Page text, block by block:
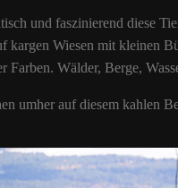
und faszinierend diese
kargen Wiesen mit kleinen
Farben. Wälder, Berge,
umher auf diesem kahlen